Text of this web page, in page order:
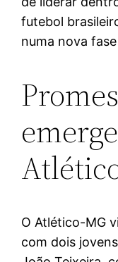
futebol
numa nova
O Atlético-MG
com dois